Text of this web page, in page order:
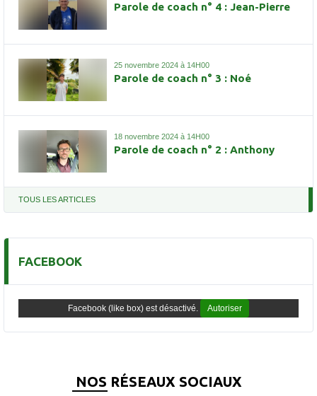
Parole de coach n° 4 : Jean-Pierre
25 novembre 2024 à 14H00
Parole de coach n° 3 : Noé
18 novembre 2024 à 14H00
Parole de coach n° 2 : Anthony
TOUS LES ARTICLES
FACEBOOK
Facebook (like box) est désactivé. Autoriser
NOS RÉSEAUX SOCIAUX